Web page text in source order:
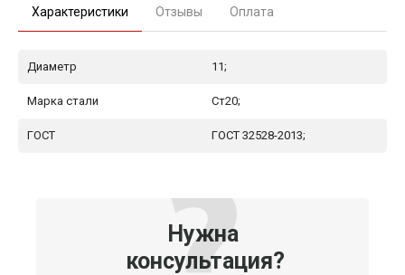
Характеристики Отзывы Оплата
Диаметр 11;
Марка стали Ст20;
ГОСТ ГОСТ 32528-2013;
Нужна
консультация?